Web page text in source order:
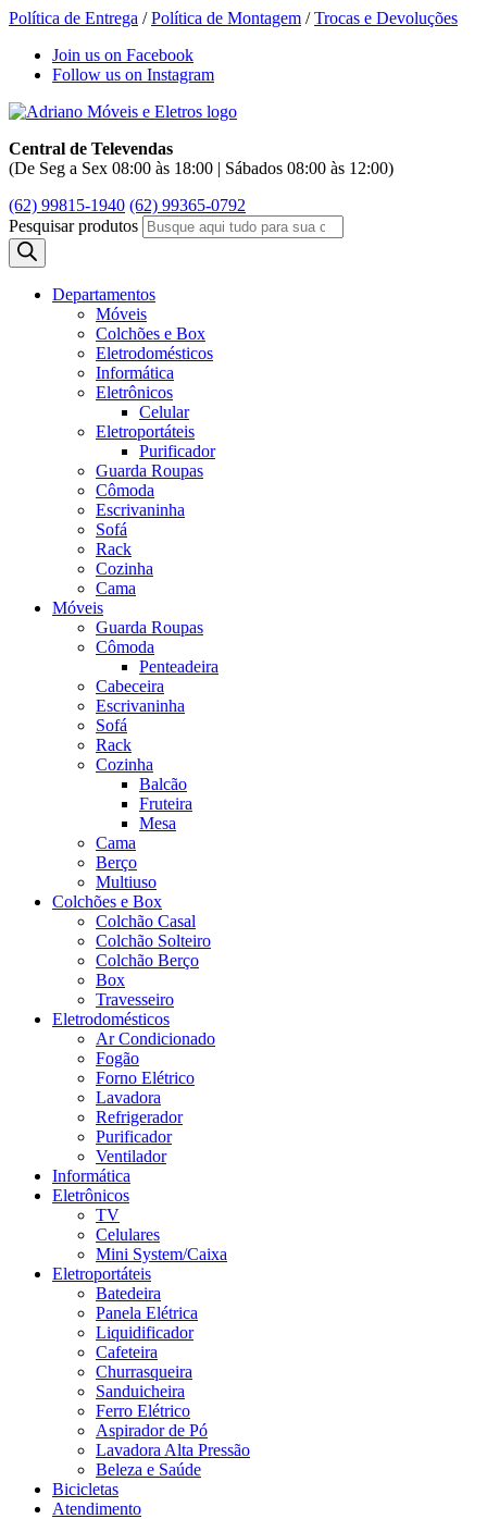
Política de Entrega /Política de Montagem /Trocas e Devoluções
Join us on Facebook
Follow us on Instagram
Central de Televendas
(De Seg a Sex 08:00 às 18:00 | Sábados 08:00 às 12:00)
(62) 99815-1940 (62) 99365-0792
Pesquisar produtos
Departamentos
Móveis
Colchões e Box
Eletrodomésticos
Informática
Eletrônicos
Celular
Eletroportáteis
Purificador
Guarda Roupas
Cômoda
Escrivaninha
Sofá
Rack
Cozinha
Cama
Móveis
Guarda Roupas
Cômoda
Penteadeira
Cabeceira
Escrivaninha
Sofá
Rack
Cozinha
Balcão
Fruteira
Mesa
Cama
Berço
Multiuso
Colchões e Box
Colchão Casal
Colchão Solteiro
Colchão Berço
Box
Travesseiro
Eletrodomésticos
Ar Condicionado
Fogão
Forno Elétrico
Lavadora
Refrigerador
Purificador
Ventilador
Informática
Eletrônicos
TV
Celulares
Mini System/Caixa
Eletroportáteis
Batedeira
Panela Elétrica
Liquidificador
Cafeteira
Churrasqueira
Sanduicheira
Ferro Elétrico
Aspirador de Pó
Lavadora Alta Pressão
Beleza e Saúde
Bicicletas
Atendimento